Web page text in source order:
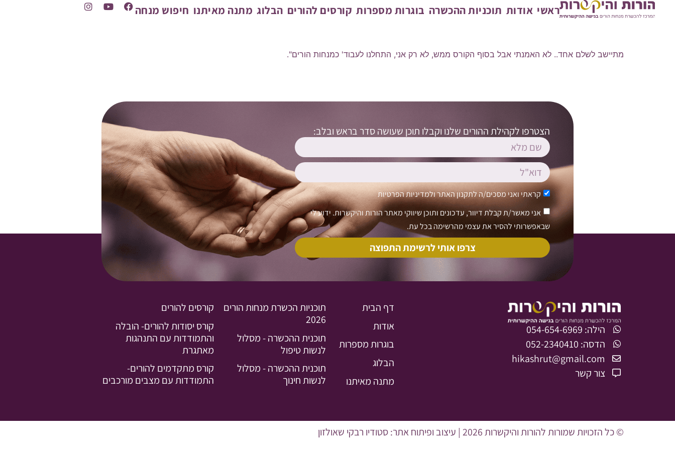
ראשי אודות תוכניות ההכשרה בוגרות מספרות קורסים להורים הבלוג מתנה מאיתנו חיפוש מנחה שרון – יועצת חינוכית וקלינאית תקשורת:
מתיישב לשלם אחד.. לא האמנתי אבל בסוף הקורס ממש, לא רק אני, התחלנו לעבוד' כמנחות הורים".
הצטרפו לקהילת ההורים שלנו וקבלו תוכן שעושה סדר בראש ובלב:
קראתי ואני מסכים/ה לתקנון האתרולמדיניות הפרטיות
אני מאשר/ת קבלת דיוור, עדכונים ותוכן שיווקי מאתר הורות והיקשרות. ידוע לי
שבאפשרותי להסיר את עצמי מהרשימה בכל עת.
צרפו אותי לרשימת התפוצה
הילה: 054-654-6969
הדסה: 052-2340410
hikashrut@gmail.com
צור קשר
דף הבית
אודות
בוגרות מספרות
הבלוג
מתנה מאיתנו
תוכניות הכשרת מנחות הורים
2026
תוכנית ההכשרה - מסלול
לנשות טיפול
תוכנית ההכשרה - מסלול
לנשות חינוך
קורסים להורים
קורס יסודות להורים- הובלה
והתמודדות עם התנהגות
מאתגרת
קורס מתקדמים להורים-
התמודדות עם מצבים מורכבים
© כל הזכויות שמורות להורות והיקשרות 2026 | עיצוב ופיתוח אתר: סטודיו רבקי שאולזון